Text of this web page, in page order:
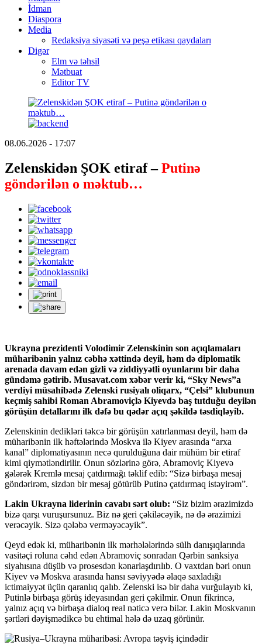
İdman
Diaspora
Media
Redaksiya siyasəti və peşə etikası qaydaları
Digər
Elm və təhsil
Mətbuat
Editor TV
08.06.2026 - 17:07
Zelenskidən ŞOK etiraf –Putinə
göndərilən o məktub…
Ukrayna prezidenti Volodimir Zelenskinin son açıqlamaları
müharibənin yalnız cəbhə xəttində deyil, həm də diplomatik
arenada davam edən gizli və ziddiyyətli oyunlarını bir daha
gündəmə gətirib. Musavat.com xəbər verir ki, “Sky News”a
verdiyi müsahibədə Zelenski rusiyalı oliqarx, “Çelsi” klubunun
keçmiş sahibi Roman Abramoviçlə Kiyevdə baş tutduğu deyilən
görüşün detallarını ilk dəfə bu qədər açıq şəkildə təsdiqləyib.
Zelenskinin dedikləri təkcə bir görüşün xatırlanması deyil, həm də
müharibənin ilk həftələrində Moskva ilə Kiyev arasında “arxa
kanal” diplomatiyasının necə qurulduğuna dair mühüm bir etiraf
kimi qiymətləndirilir. Onun sözlərinə görə, Abramoviç Kiyevə
gələrək Kremlə mesaj çatdırmağı təklif edib: “Sizə birbaşa mesaj
göndərirəm, sizdən bir mesaj götürüb Putinə çatdırmaq istəyirəm”.
Lakin Ukrayna liderinin cavabı sərt olub: “Siz bizim ərazimizdə
bizə qarşı vuruşursunuz. Biz nə geri çəkiləcəyik, nə də ərazimizi
verəcəyik. Sizə qələbə verməyəcəyik”.
Qeyd edək ki, müharibənin ilk mərhələlərində sülh danışıqlarında
vasitəçi roluna cəhd edən Abramoviç sonradan Qərbin sanksiya
siyahısına düşüb və prosesdən kənarlaşdırılıb. O vaxtdan bəri onun
Kiyev və Moskva arasında hansı səviyyədə əlaqə saxladığı
ictimaiyyət üçün qaranlıq qalıb. Zelenski isə bir daha vurğulayıb ki,
Putinlə birbaşa görüş ideyasından geri çəkilmir. Onun fikrincə,
yalnız açıq və birbaşa dialoq real nəticə verə bilər. Lakin Moskvanın
şərtləri dəyişmədikcə bu ehtimal hələ də uzaq görünür.